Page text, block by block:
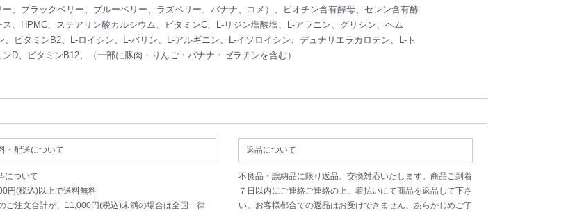
、ブラックベリー、ブルーベリー、ラズベリー、バナナ、コメ）、ビオチン含有酵母、セレン含有酵
、HPMC、ステアリン酸カルシウム、ビタミンC、L-リジン塩酸塩、L-アラニン、グリシン、ヘム
ビタミンB2、L-ロイシン、L-バリン、L-アルギニン、L-イソロイシン、デュナリエラカロテン、L-ト
D、ビタミンB12、（一部に豚肉・りんご・バナナ・ゼラチンを含む）
・配送について
について
円(税込)以上で送料無料
ご注文合計が、11,000円(税込)未満の場合は全国一律
返品について
不良品・誤納品に限り返品、交換対応いたします。商品ご到着
７日以内にご連絡ご連絡の上、着払いにて商品を返品して下さ
い。お客様都合での返品はお受けできません、あらかじめご了